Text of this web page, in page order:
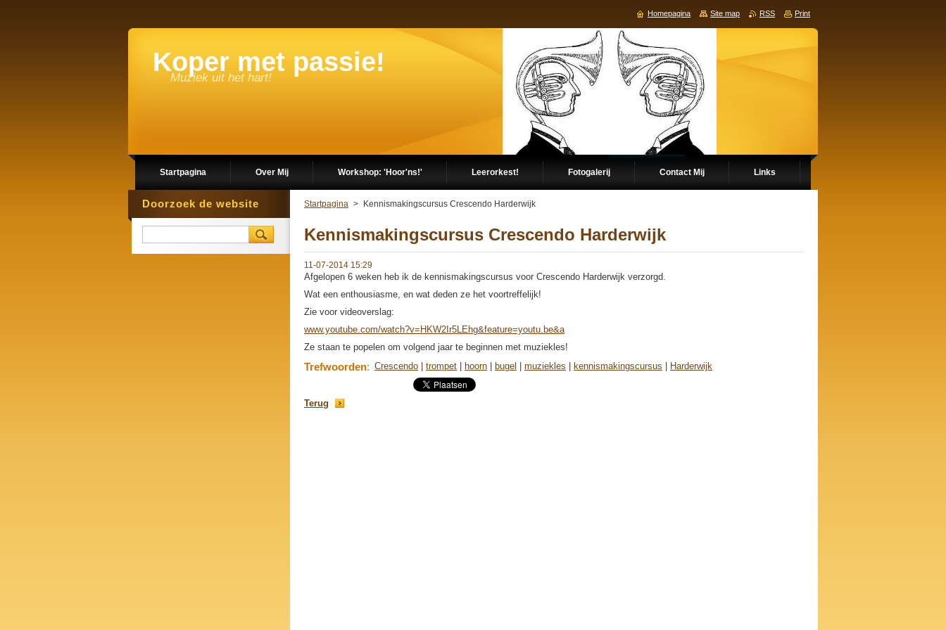
Koper met passie!
Muziek uit het hart!
Startpagina Over Mij Workshop: 'Hoor'ns!' Leerorkest! Fotogalerij Contact Mij Links
Startpagina > Kennismakingscursus Crescendo Harderwijk
Kennismakingscursus Crescendo Harderwijk
11-07-2014 15:29
Afgelopen 6 weken heb ik de kennismakingscursus voor Crescendo Harderwijk verzorgd.
Wat een enthousiasme, en wat deden ze het voortreffelijk!
Zie voor videoverslag:
www.youtube.com/watch?v=HKW2Ir5LEhg&feature=youtu.be&a
Ze staan te popelen om volgend jaar te beginnen met muziekles!
Trefwoorden: Crescendo trompet hoorn bugel muziekles kennismakingscursus Harderwijk
Terug
Doorzoek de website
Homepagina Site map RSS Print